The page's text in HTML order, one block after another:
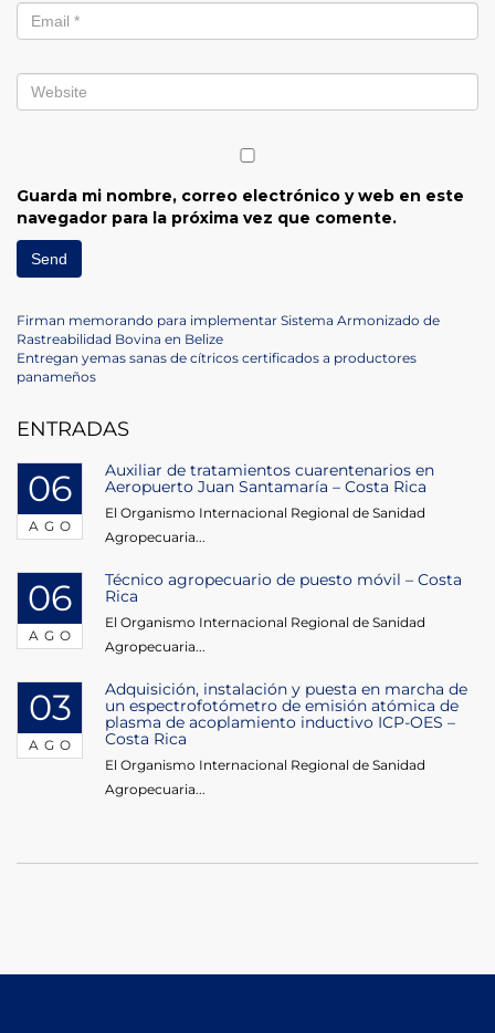
Guarda mi nombre, correo electrónico y web en este
navegador para la próxima vez que comente.
Navegación
de
Previous
Post
Firman memorando para implementar Sistema Armonizado de
Rastreabilidad Bovina en Belize
Next
Post
Entregan yemas sanas de cítricos certificados a productores
panameños
ENTRADAS
06
AGO
Auxiliar de tratamientos cuarentenarios en
Aeropuerto Juan Santamaría – Costa Rica
El Organismo Internacional Regional de Sanidad
Agropecuaria...
06
AGO
Técnico agropecuario de puesto móvil – Costa
Rica
El Organismo Internacional Regional de Sanidad
Agropecuaria...
03
AGO
Adquisición, instalación y puesta en marcha de
un espectrofotómetro de emisión atómica de
plasma de acoplamiento inductivo ICP-OES –
Costa Rica
El Organismo Internacional Regional de Sanidad
Agropecuaria...